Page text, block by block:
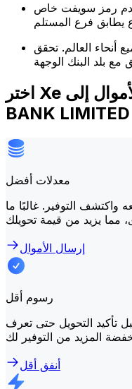
رمز سويفت خاص
أنحاء العالم. تحقق
اختر Xe عند إرسال الأموال إلى ABSA
BANK LIMITED
معدلات أفضل
واكتشف التوفير. غالبًا ما
إرسال الأموال
رسوم أقل
تأكيد التحويل حتى تعرف
أنفق أقل